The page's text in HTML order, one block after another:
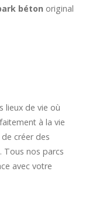
béton original
lieux de vie où
à la vie
créer des
Tous nos parcs
avec votre